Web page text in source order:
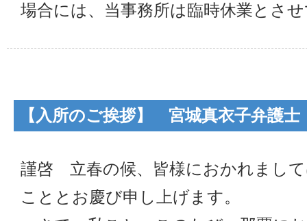
場合には、当事務所は臨時休業とさ
【入所のご挨拶】 宮城真衣子弁護
謹啓 立春の候、皆様におかれまし
こととお慶び申し上げます。